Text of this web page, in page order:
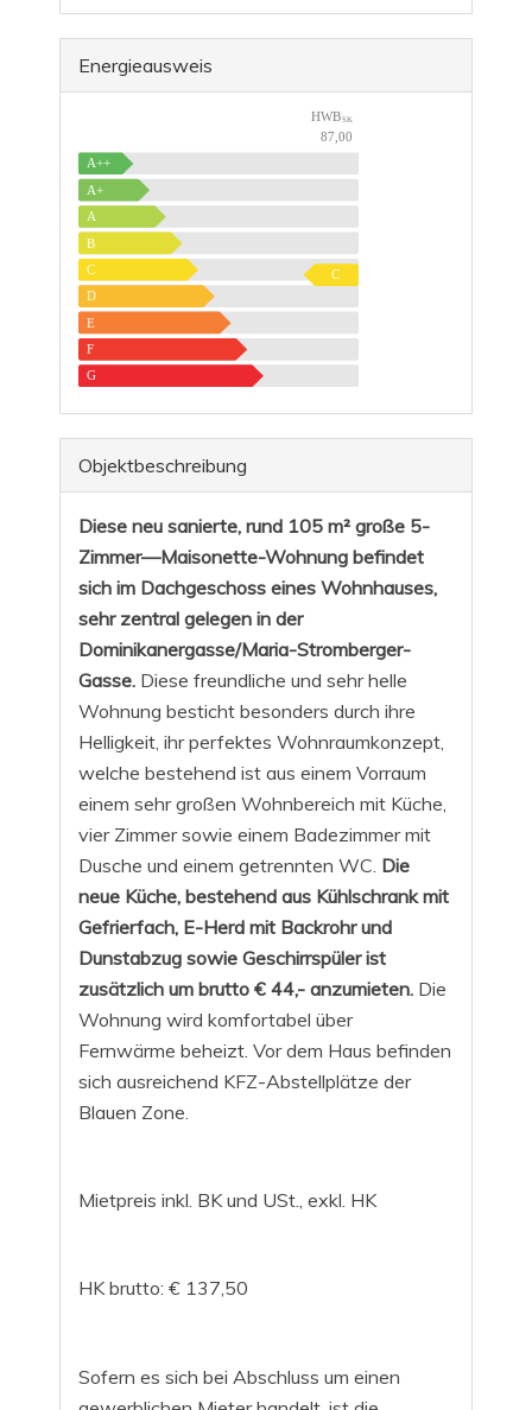
Energieausweis
HWB SK
87,00
A++
A+
A
B
C
D
E
F
G
C
Objekt­beschreibung
Diese neu sanierte, rund 105 m² große 5-
Zimmer—Maisonette-Wohnung befindet
sich im Dachgeschoss eines Wohnhauses,
sehr zentral gelegen in der
Dominikanergasse/Maria-Stromberger-
Gasse. Diese freundliche und sehr helle
Wohnung besticht besonders durch ihre
Helligkeit, ihr perfektes Wohnraumkonzept,
welche bestehend ist aus einem Vorraum
einem sehr großen Wohnbereich mit Küche,
vier Zimmer sowie einem Badezimmer mit
Dusche und einem getrennten WC. Die
neue Küche, bestehend aus Kühlschrank mit
Gefrierfach, E-Herd mit Backrohr und
Dunstabzug sowie Geschirrspüler ist
zusätzlich um brutto € 44,- anzumieten. Die
Wohnung wird komfortabel über
Fernwärme beheizt. Vor dem Haus befinden
sich ausreichend KFZ-Abstellplätze der
Blauen Zone.
Mietpreis inkl. BK und USt., exkl. HK
HK brutto: € 137,50
Sofern es sich bei Abschluss um einen